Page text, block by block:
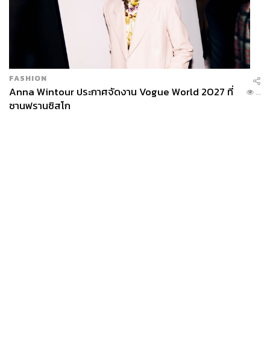
FASHION
Anna Wintour ประกาศจัดงาน Vogue World 2027 ที่
ซานฟรานซิสโก
...